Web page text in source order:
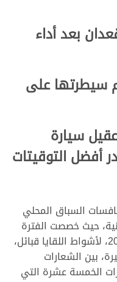
بعد أداء
سيطرتها على
سيارة
أفضل التوقيتات
السباق المحلي
حيث خصصت الفترة
المسائية اليوم الجمعة 9 أكتوبر 2020، لأشواط اللقايا قبائل،
بين الشعارات
الخمسة عشرة التي